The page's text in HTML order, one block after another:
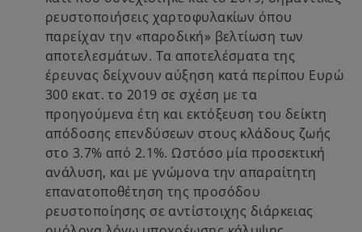
ρευστοποιήσεις χαρτοφυλακίων όπου
παρείχαν την «παροδική» βελτίωση των
αποτελεσμάτων. Τα αποτελέσματα της
έρευνας δείχνουν αύξηση κατά περίπου Ευρώ
300 εκατ. το 2019 σε σχέση με τα
προηγούμενα έτη και εκτόξευση του δείκτη
απόδοσης επενδύσεων στους κλάδους ζωής
στο 3.7% από 2.1%. Ωστόσο μία προσεκτική
ανάλυση, και με γνώμονα την απαραίτητη
επανατοποθέτηση της προσόδου
ρευστοποίησης σε αντίστοιχης διάρκειας